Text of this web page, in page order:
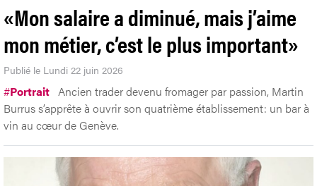
«Mon salaire a diminué, mais j’aime
mon métier, c’est le plus important»
Publié le Lundi 22 juin 2026
#Portrait Ancien trader devenu fromager par passion, Martin
Burrus s’apprête à ouvrir son quatrième établissement: un bar à
vin au cœur de Genève.